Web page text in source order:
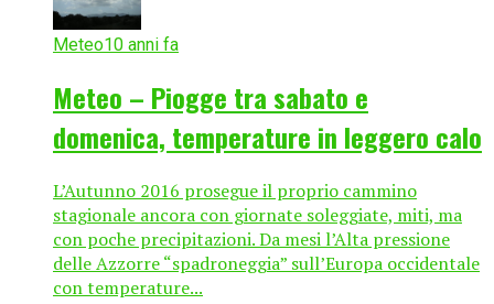
Meteo10 anni fa
Meteo – Piogge tra sabato e
domenica, temperature in leggero calo
L’Autunno 2016 prosegue il proprio cammino
stagionale ancora con giornate soleggiate, miti, ma
con poche precipitazioni. Da mesi l’Alta pressione
delle Azzorre “spadroneggia” sull’Europa occidentale
con temperature...